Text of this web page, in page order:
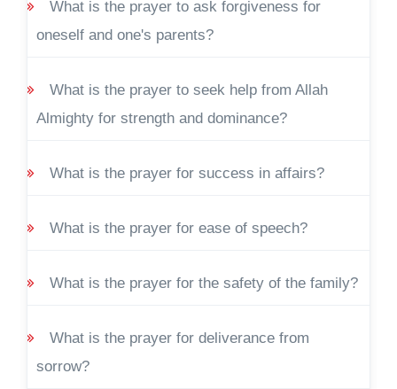
What is the prayer to ask forgiveness for
oneself and one's parents?
What is the prayer to seek help from Allah
Almighty for strength and dominance?
What is the prayer for success in affairs?
What is the prayer for ease of speech?
What is the prayer for the safety of the family?
What is the prayer for deliverance from
sorrow?